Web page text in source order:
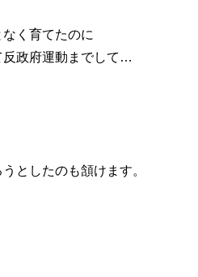
く育てたのに
反政府運動までして…
としたのも頷けます。